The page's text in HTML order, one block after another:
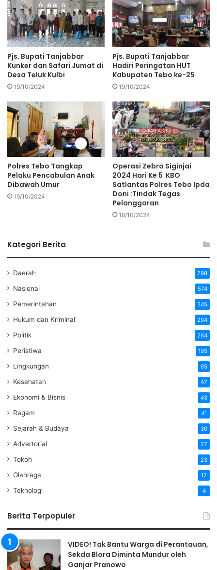
Pjs. Bupati Tanjabbar
Kunker dan Safari Jumat di
Desa Teluk Kulbi
19/10/2024
Pjs. Bupati Tanjabbar
Hadiri Peringatan HUT
Kabupaten Tebo ke-25
19/10/2024
Polres Tebo Tangkap
Pelaku Pencabulan Anak
Dibawah Umur
19/10/2024
Operasi Zebra Siginjai
2024 Hari Ke 5 KBO
Satlantas Polres Tebo Ipda
Doni :Tindak Tegas
Pelanggaran
18/10/2024
Kategori Berita
Daerah 798
Nasional 574
Pemerintahan 345
Hukum dan Kriminal 294
Politik 264
Peristiwa 195
Lingkungan 85
Kesehatan 47
Ekonomi & Bisnis 43
Ragam 41
Sejarah & Budaya 30
Advertorial 27
Tokoh 23
Olahraga 12
Teknologi 4
Berita Terpopuler
VIDEO! Tak Bantu Warga di Perantauan,
Sekda Blora Diminta Mundur oleh
Ganjar Pranowo